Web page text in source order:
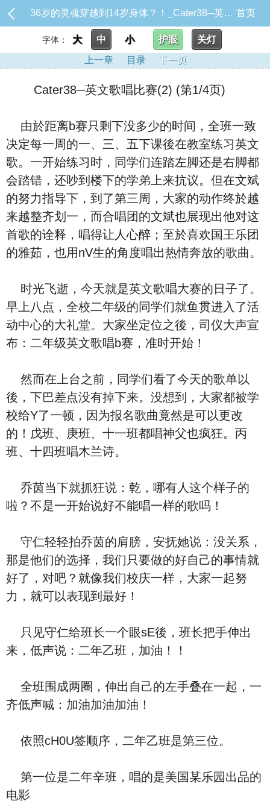
36岁的灵魂穿越到14岁身体？！_Cater38─英文歌唱比赛(2) 首页
字体： 大 中 小 护眼
关灯
上一章
目录 下一页
Cater38─英文歌唱比赛(2) (第1/4页)
由於距离b赛只剩下没多少的时间，全班一致
决定每一周的一、三、五下课後在教室练习英文
歌。一开始练习时，同学们连踏左脚还是右脚都
会踏错，还吵到楼下的学弟上来抗议。但在文斌
的努力指导下，到了第三周，大家的动作终於越
来越整齐划一，而合唱团的文斌也展现出他对这
首歌的诠释，唱得让人心醉；至於喜欢国王乐团
的雅茹，也用nV生的角度唱出热情奔放的歌曲。
时光飞逝，今天就是英文歌唱大赛的日子了。
早上八点，全校二年级的同学们就鱼贯进入了活
动中心的大礼堂。大家坐定位之後，司仪大声宣
布：二年级英文歌唱b赛，准时开始！
然而在上台之前，同学们看了今天的歌单以
後，下巴差点没有掉下来。没想到，大家都被学
校给Y了一顿，因为报名歌曲竟然是可以更改
的！戊班、庚班、十一班都唱神父也疯狂。丙
班、十四班唱木兰诗。
乔茵当下就抓狂说：乾，哪有人这个样子的
啦？不是一开始说好不能唱一样的歌吗！
守仁轻轻拍乔茵的肩膀，安抚她说：没关系，
那是他们的选择，我们只要做的好自己的事情就
好了，对吧？就像我们校庆一样，大家一起努
力，就可以表现到最好！
只见守仁给班长一个眼sE後，班长把手伸出
来，低声说：二年乙班，加油！！
全班围成两圈，伸出自己的左手叠在一起，一
齐低声喊：加油加油加油！
依照cH0U签顺序，二年乙班是第三位。
第一位是二年辛班，唱的是美国某乐园出品的
电影